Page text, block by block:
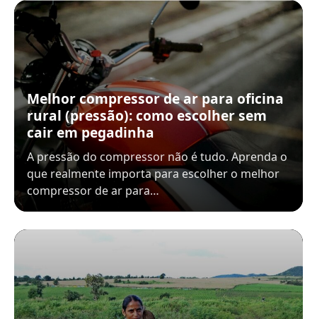
Melhor compressor de ar para oficina
rural (pressão): como escolher sem
cair em pegadinha
A pressão do compressor não é tudo. Aprenda o
que realmente importa para escolher o melhor
compressor de ar para…